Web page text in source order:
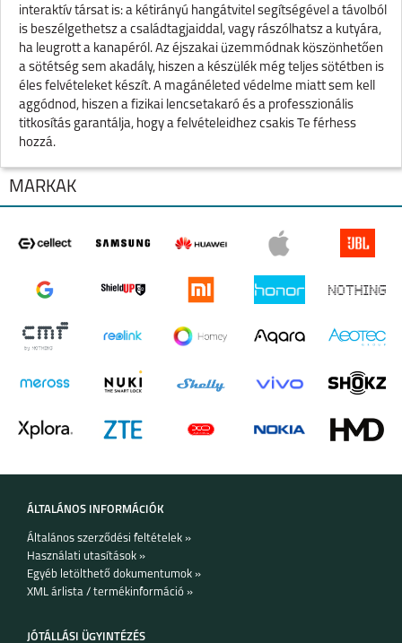
interaktív társat is: a kétirányú hangátvitel segítségével a távolból
is beszélgethetsz a családtagjaiddal, vagy rászólhatsz a kutyára,
ha leugrott a kanapéról. Az éjszakai üzemmódnak köszönhetően
a sötétség sem akadály, hiszen a készülék még teljes sötétben is
éles felvételeket készít. A magánéleted védelme miatt sem kell
aggódnod, hiszen a fizikai lencsetakaró és a professzionális
titkosítás garantálja, hogy a felvételeidhez csakis Te férhess
hozzá.
Műszaki specifikációk:
· Vezeték nélküli kapcsolat:
Wi-Fi 6 (802.11a/b/g/n/ax,
Infravörös éjjellátó és gyenge fénynél
színes kép
kommunikáció)
tartozék)
· Biztonság:
MJA1 biztonsági chip, AES-128 titkosítás,
· Tápellátás: DC 5V / 1A (USB adapter nem tartozék)
Súly:215 g
MÁRKÁK
ÁLTALÁNOS INFORMÁCIÓK
Általános szerződési feltételek »
Használati utasítások »
Egyéb letölthető dokumentumok »
XML árlista / termékinformáció »
JÓTÁLLÁSI ÜGYINTÉZÉS